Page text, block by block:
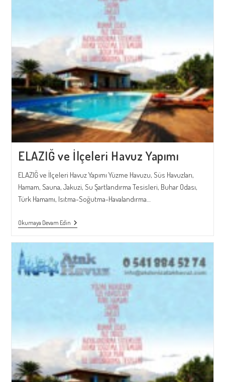
ELAZIĞ ve İlçeleri Havuz Yapımı
ELAZIĞ ve İlçeleri Havuz Yapımı Yüzme Havuzu, Süs Havuzları,
Hamam, Sauna, Jakuzi, Su Şartlandırma Tesisleri, Buhar Odası,
Türk Hamamı, Isıtma-Soğutma-Havalandırma…
Okumaya Devam EdinELAZIĞ
Ve
Yapımı